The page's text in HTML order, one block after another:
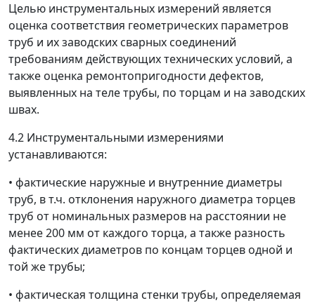
Целью инструментальных измерений является
оценка соответствия геометрических параметров
труб и их заводских сварных соединений
требованиям действующих технических условий, а
также оценка ремонтопригодности дефектов,
выявленных на теле трубы, по торцам и на заводских
швах.
4.2 Инструментальными измерениями
устанавливаются:
• фактические наружные и внутренние диаметры
труб, в т.ч. отклонения наружного диаметра торцев
труб от номинальных размеров на расстоянии не
менее 200 мм от каждого торца, а также разность
фактических диаметров по концам торцев одной и
той же трубы;
• фактическая толщина стенки трубы, определяемая